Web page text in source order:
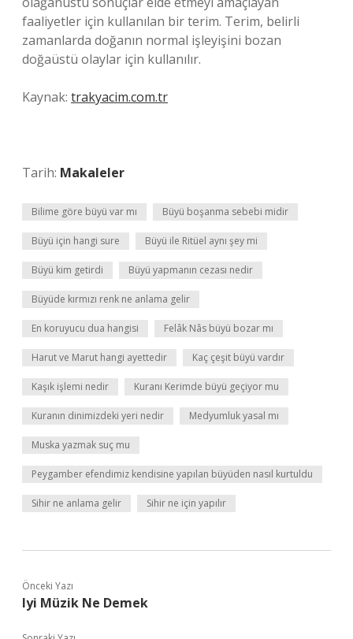
faaliyetler için kullanılan bir terim. Terim, belirli
zamanlarda doğanın normal işleyişini bozan
doğaüstü olaylar için kullanılır.
Kaynak: trakyacim.com.tr
Tarih: Makaleler
Bilime göre büyü var mı Büyü boşanma sebebi midir
Büyü için hangi sure Büyü ile Ritüel aynı şey mi
Büyü kim getirdi Büyü yapmanın cezası nedir
Büyüde kırmızı renk ne anlama gelir
En koruyucu dua hangisi Felâk Nâs büyü bozar mı
Harut ve Marut hangi ayettedir Kaç çeşit büyü vardır
Kaşık işlemi nedir Kuranı Kerimde büyü geçiyor mu
Kuranın dinimizdeki yeri nedir Medyumluk yasal mı
Muska yazmak suç mu
Peygamber efendimiz kendisine yapılan büyüden nasıl kurtuldu
Sihir ne anlama gelir Sihir ne için yapılır
Önceki Yazı
Iyi Müzik Ne Demek